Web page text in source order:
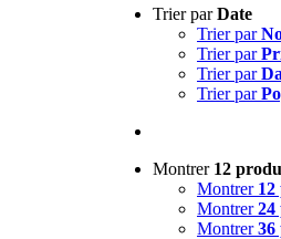
Trier parDate
Trier par
Trier par
Trier par
Trier par
Montrer 12
Montrer 12
Montrer24
Montrer36